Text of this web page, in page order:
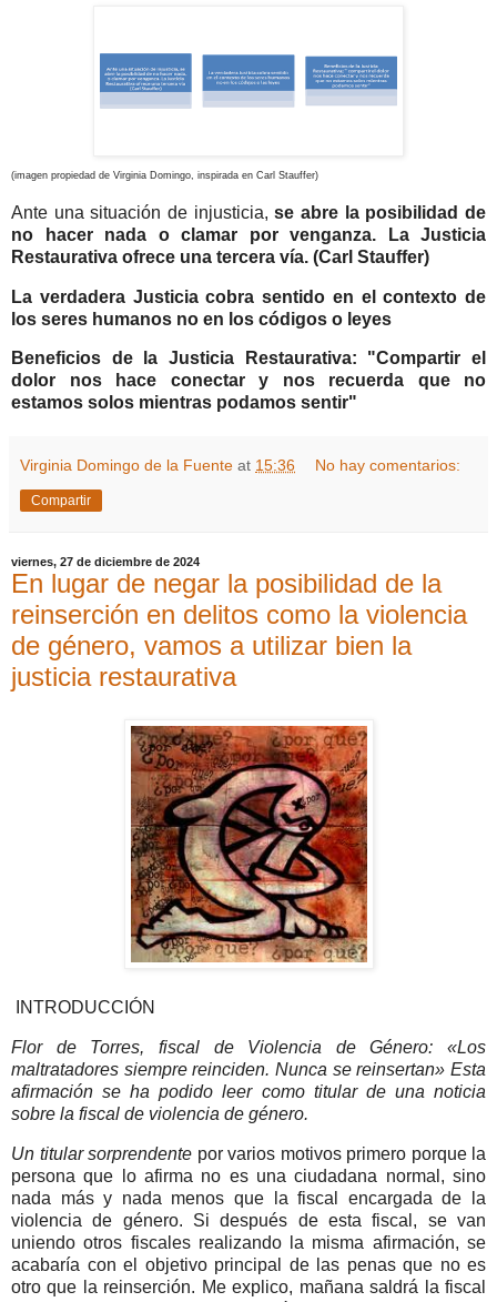
(imagen propiedad de Virginia Domingo, inspirada en Carl Stauffer)
Ante una situación de injusticia,se abre la posibilidad de
no hacer nada o clamar por venganza. La Justicia
Restaurativa ofrece una tercera vía. (Carl Stauffer)
La verdadera Justicia cobra sentido en el contexto de
los seres humanos no en los códigos o leyes
Beneficios de la Justicia Restaurativa: "Compartir el
dolor nos hace conectar y nos recuerda que no
estamos solos mientras podamos sentir"
Virginia Domingo de la Fuente at 15:36 No hay comentarios:
Compartir
viernes, 27 de diciembre de 2024
En lugar de negar la posibilidad de la
reinserción en delitos como la violencia
de género, vamos a utilizar bien la
justicia restaurativa
INTRODUCCIÓN
Flor de Torres, fiscal de Violencia de Género: «Los
maltratadores siempre reinciden. Nunca se reinsertan» Esta
afirmación se ha podido leer como titular de una noticia
sobre la fiscal de violencia de género.
Un titular sorprendente por varios motivos primero porque la
persona que lo afirma no es una ciudadana normal, sino
nada más y nada menos que la fiscal encargada de la
violencia de género. Si después de esta fiscal, se van
uniendo otros fiscales realizando la misma afirmación, se
acabaría con el objetivo principal de las penas que no es
otro que la reinserción. Me explico, mañana saldrá la fiscal